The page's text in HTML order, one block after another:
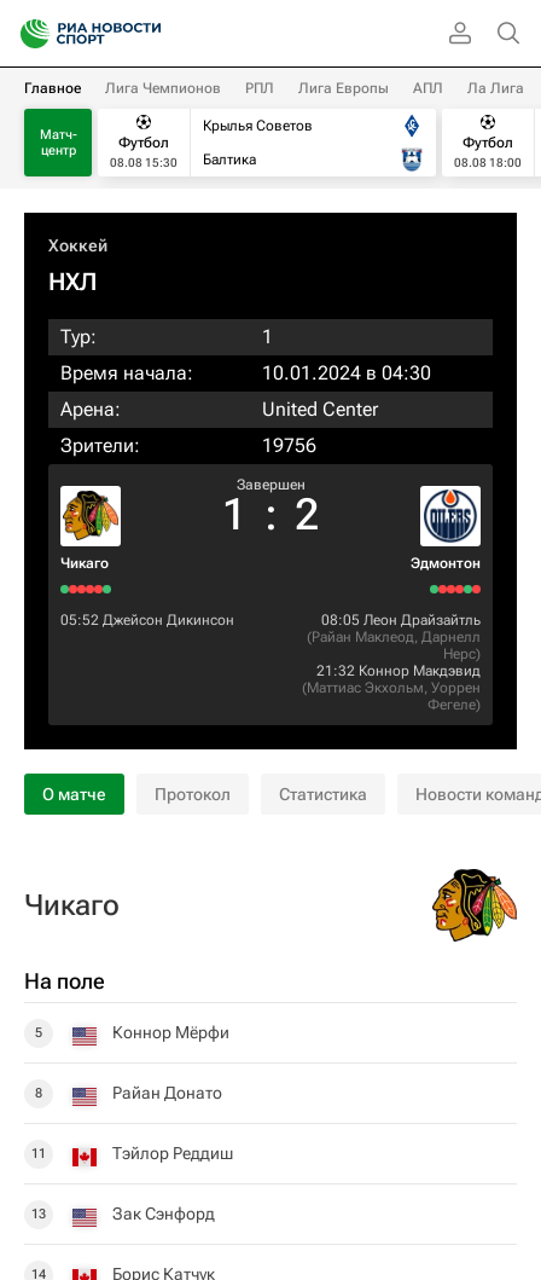
Главное Лига Чемпионов РПЛ Лига Европы АПЛ Ла Лига
Матч-
центр
Футбол
08.08 15:30
Крылья Советов
Балтика
Футбол
08.08 18:00
Хоккей
НХЛ
Тур:
1
Время начала:
10.01.2024 в 04:30
Арена:
United Center
Зрители:
19756
Чикаго
Завершен
1 : 2
Эдмонтон
05:52 Джейсон Дикинсон 08:05 Леон Драйзайтль
(Райан Маклеод, Дарнелл
Нерс)
21:32 Коннор Макдэвид
(Маттиас Экхольм, Уоррен
Фегеле)
О матче Протокол Статистика Новости
Чикаго
На поле
5 Коннор Мёрфи
8 Райан Донато
11 Тэйлор Реддиш
13 Зак Сэнфорд
14 Борис Катчук